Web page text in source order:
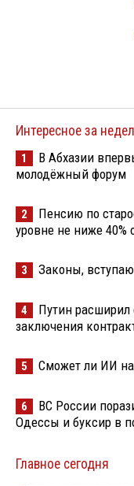
Интересное за
1
В Абхазии
молодёжный форум
2
Пенсию по
уровне не ниже 40%
3 Законы,
4
Путин
заключения
5 Сможет ли ИИ
6
ВС России
Одессы и буксир в
Главное сегодня